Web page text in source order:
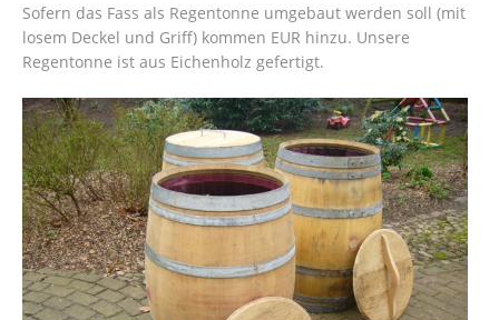
Sofern das Fass als Regentonne umgebaut werden soll (mit
losem Deckel und Griff) kommen EUR hinzu. Unsere
Regentonne ist aus Eichenholz gefertigt.